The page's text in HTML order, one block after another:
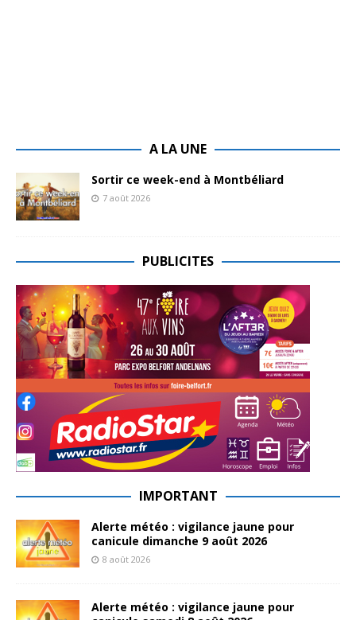
A LA UNE
Sortir ce week-end à Montbéliard
7 août 2026
PUBLICITES
IMPORTANT
Alerte météo : vigilance jaune pour
canicule dimanche 9 août 2026
8 août 2026
Alerte météo : vigilance jaune pour